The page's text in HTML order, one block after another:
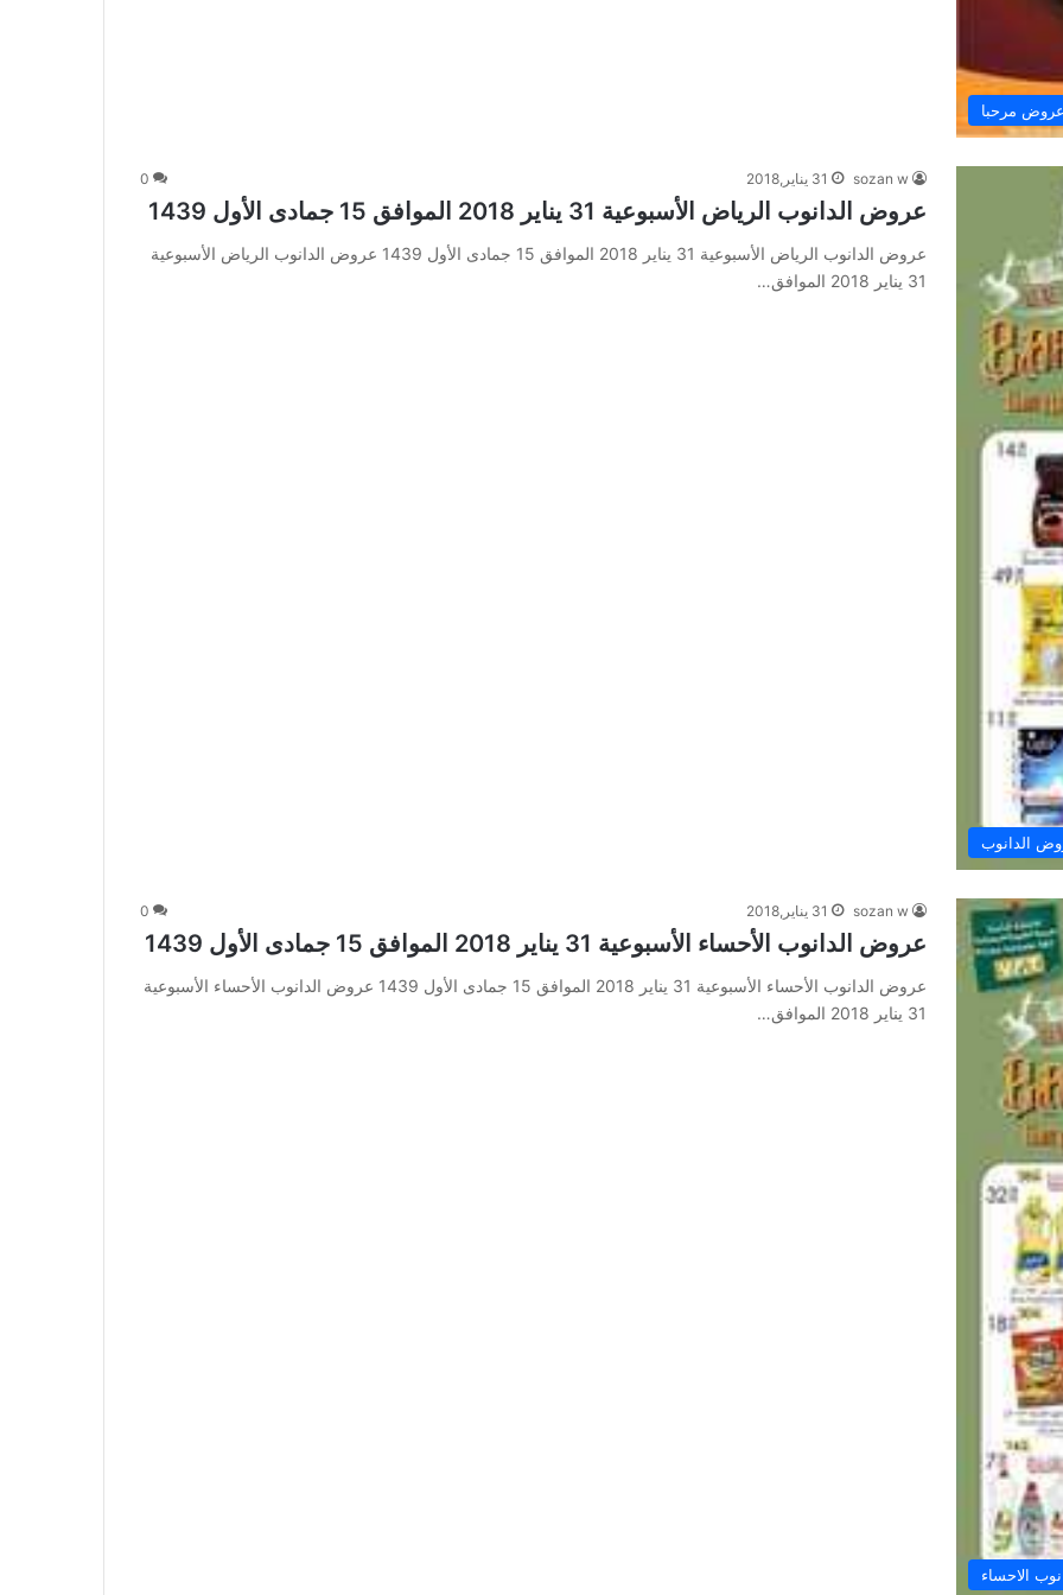
مرحبا
الدانوب
sozan w 31 يناير,2018 0
عروض الدانوب الرياض الأسبوعية 31 يناير 2018 الموافق 15 جمادى الأول 1439
عروض الدانوب الرياض الأسبوعية 31 يناير 2018 الموافق 15 جمادى الأول 1439 عروض الدانوب الرياض الأسبوعية
31 يناير 2018 الموافق…
الاحساء
sozan w 31 يناير,2018 0
عروض الدانوب الأحساء الأسبوعية 31 يناير 2018 الموافق 15 جمادى الأول 1439
عروض الدانوب الأحساء الأسبوعية 31 يناير 2018 الموافق 15 جمادى الأول 1439 عروض الدانوب الأحساء الأسبوعية
31 يناير 2018 الموافق…